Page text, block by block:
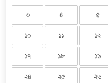
৩ ৪ ৫
১০ ১১ ১২
১৭ ১৮ ১৯
২৪ ২৫ ২৬